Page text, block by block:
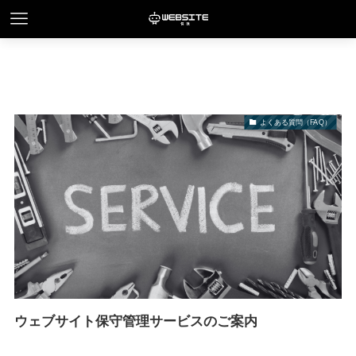
よくある質問（FAQ）
ウェブサイト保守管理サービスのご案内